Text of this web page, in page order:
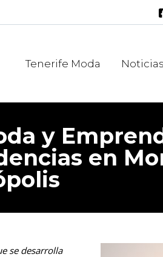
Tenerife Moda Noticias
y
en
se desarrolla